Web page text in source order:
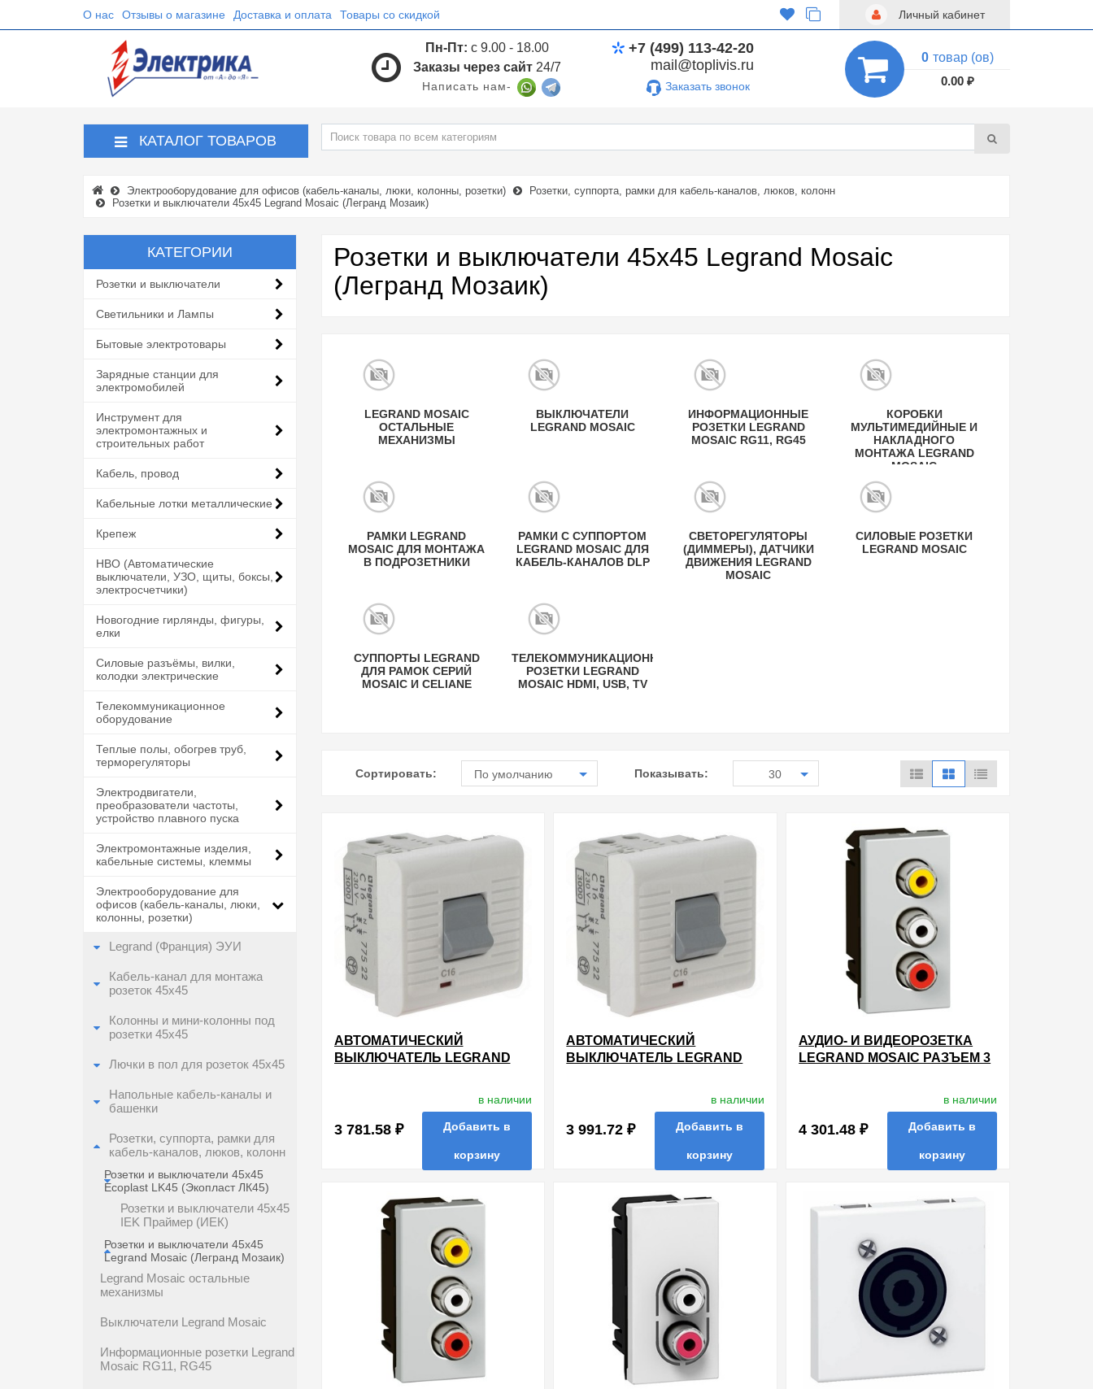
О нас Отзывы о магазине Доставка и оплата Товары со скидкой Личный кабинет
Пн-Пт: с 9.00 - 18.00
Заказы через сайт 24/7
Написать нам-
+7 (499) 113-42-20
mail@toplivis.ru
Заказать звонок
0 товар (ов)
0.00 ₽
КАТАЛОГ ТОВАРОВ
Электрооборудование для офисов (кабель-каналы, люки, колонны, розетки)
Розетки, суппорта, рамки для кабель-каналов, люков, колонн
Розетки и выключатели 45х45 Legrand Mosaic (Легранд Мозаик)
КАТЕГОРИИ
Розетки и выключатели
Светильники и Лампы
Бытовые электротовары
Зарядные станции для
электромобилей
Инструмент для
электромонтажных и
строительных работ
Кабель, провод
Кабельные лотки металлические
Крепеж
НВО (Автоматические
выключатели, УЗО, щиты, боксы,
электросчетчики)
Новогодние гирлянды, фигуры,
елки
Силовые разъёмы, вилки,
колодки электрические
Телекоммуникационное
оборудование
Теплые полы, обогрев труб,
терморегуляторы
Электродвигатели,
преобразователи частоты,
устройство плавного пуска
Электромонтажные изделия,
кабельные системы, клеммы
Электрооборудование для
офисов (кабель-каналы, люки,
колонны, розетки)
Legrand (Франция) ЭУИ
Кабель-канал для монтажа
розеток 45х45
Колонны и мини-колонны под
розетки 45х45
Лючки в пол для розеток 45х45
Напольные кабель-каналы и
башенки
Розетки, суппорта, рамки для
кабель-каналов, люков, колонн
Розетки и выключатели 45х45
Ecoplast LK45 (Экопласт ЛК45)
Розетки и выключатели 45х45
IEK Праймер (ИЕК)
Розетки и выключатели 45х45
Legrand Mosaic (Легранд Мозаик)
Legrand Mosaic остальные
механизмы
Выключатели Legrand Mosaic
Информационные розетки Legrand
Mosaic RG11, RG45
Розетки и выключатели 45х45 Legrand Mosaic
(Легранд Мозаик)
LEGRAND MOSAIC
ОСТАЛЬНЫЕ
МЕХАНИЗМЫ
ВЫКЛЮЧАТЕЛИ
LEGRAND MOSAIC
ИНФОРМАЦИОННЫЕ
РОЗЕТКИ LEGRAND
MOSAIC RG11, RG45
КОРОБКИ
МУЛЬТИМЕДИЙНЫЕ И
НАКЛАДНОГО
МОНТАЖА LEGRAND
MOSAIC
РАМКИ LEGRAND
MOSAIC ДЛЯ МОНТАЖА
В ПОДРОЗЕТНИКИ
РАМКИ С СУППОРТОМ
LEGRAND MOSAIC ДЛЯ
КАБЕЛЬ-КАНАЛОВ DLP
СВЕТОРЕГУЛЯТОРЫ
(ДИММЕРЫ), ДАТЧИКИ
ДВИЖЕНИЯ LEGRAND
MOSAIC
СИЛОВЫЕ РОЗЕТКИ
LEGRAND MOSAIC
СУППОРТЫ LEGRAND
ДЛЯ РАМОК СЕРИЙ
MOSAIC И CELIANE
ТЕЛЕКОММУНИКАЦИОННЫЕ
РОЗЕТКИ LEGRAND
MOSAIC HDMI, USB, TV
Сортировать: По умолчанию Показывать: 30
АВТОМАТИЧЕСКИЙ
ВЫКЛЮЧАТЕЛЬ LEGRAND
БЕЛЫЙ (АВТОМАТ)
3 781.58 ₽
в наличии
Добавить в
корзину
АВТОМАТИЧЕСКИЙ
ВЫКЛЮЧАТЕЛЬ LEGRAND
БЕЛЫЙ (АВТОМАТ)
3 991.72 ₽
в наличии
Добавить в
корзину
АУДИО- И ВИДЕОРОЗЕТКА
LEGRAND MOSAIC РАЗЪЕМ 3
4 301.48 ₽
в наличии
Добавить в
корзину
сравнить купить в 1 клик